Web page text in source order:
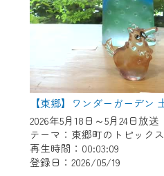
2026年5月18日～5月24日放送
テーマ：東郷町のトピックス
再生時間：00:03:09
登録日：2026/05/19